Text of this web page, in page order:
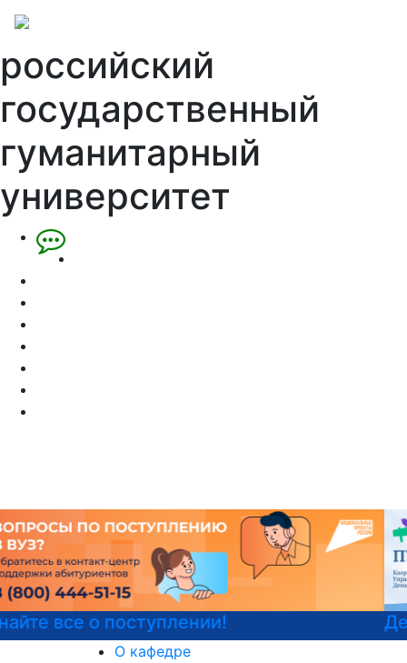
российский
государственный
гуманитарный
университет
Детали программы
О кафедре